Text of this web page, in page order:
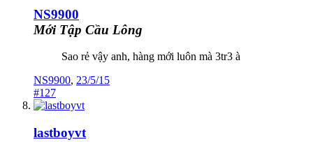
NS9900
Mới Tập Cầu Lông
Sao rẻ vậy anh, hàng mới luôn mà 3tr3 à
NS9900, 23/5/15
#127
lastboyvt